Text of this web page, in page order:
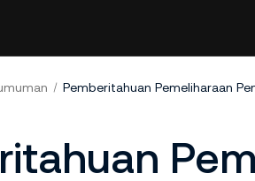
Pemberitahuan Pemeliharaan